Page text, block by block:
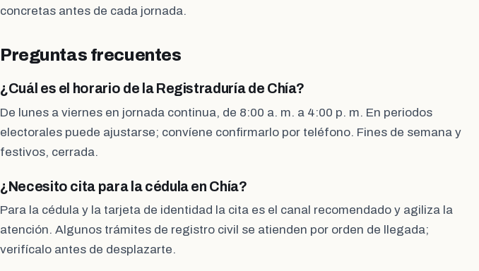
concretas antes de cada jornada.
Preguntas frecuentes
¿Cuál es el horario de la Registraduría de Chía?
De lunes a viernes en jornada continua, de 8:00 a. m. a 4:00 p. m. En periodos
electorales puede ajustarse; convíene confirmarlo por teléfono. Fines de semana y
festivos, cerrada.
¿Necesito cita para la cédula en Chía?
Para la cédula y la tarjeta de identidad la cita es el canal recomendado y agiliza la
atención. Algunos trámites de registro civil se atienden por orden de llegada;
verifícalo antes de desplazarte.